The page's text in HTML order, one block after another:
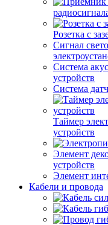
Розетка с
Сигнал
Система
устройств
Система
Таймер
устройств
Элемент
устройств
Элемент
Кабели и провода